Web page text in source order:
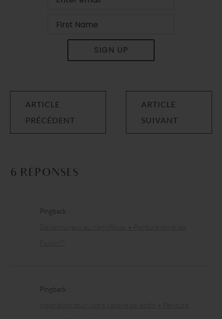
SIGN UP
ARTICLE
PRÉCÉDENT
ARTICLE
SUIVANT
6 RÉPONSES
Pingback :
Pingback :